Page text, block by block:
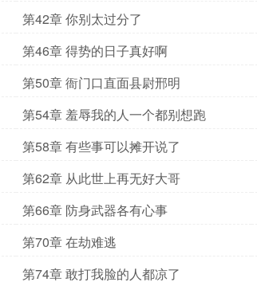
第42章 你别太过分了
第46章 得势的日子真好啊
第50章 衙门口直面县尉邢明
第54章 羞辱我的人一个都别想跑
第58章 有些事可以摊开说了
第62章 从此世上再无好大哥
第66章 防身武器各有心事
第70章 在劫难逃
第74章 敢打我脸的人都凉了